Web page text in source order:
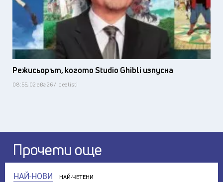
Режисьорът, когото Studio Ghibli изпусна
08:55, 02 авг 26 / Idealisti
Прочети още
НАЙ-НОВИ НАЙ-ЧЕТЕНИ